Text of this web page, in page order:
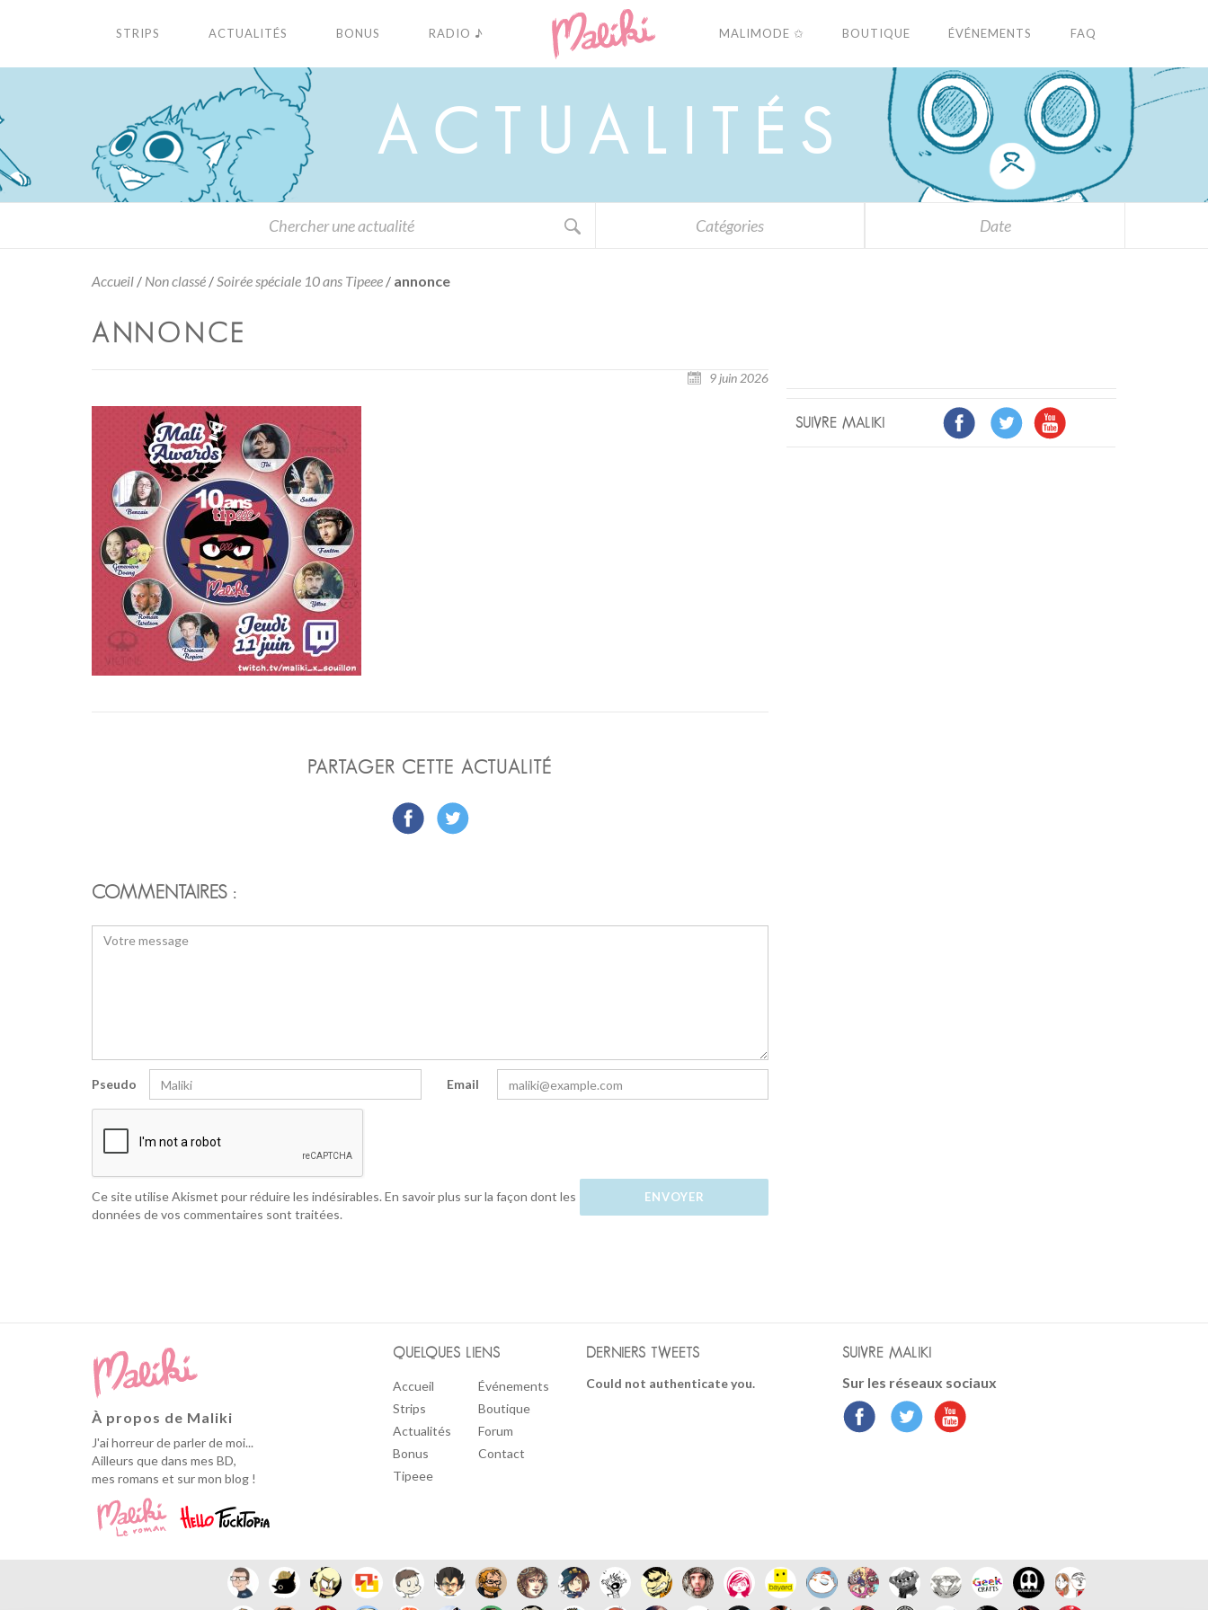
STRIPS ACTUALITÉS BONUS RADIO ♪ MALIMODE ✩ BOUTIQUE ÉVÉNEMENTS FAQ
A C U A L É S
Catégories Date
Accueil / Non classé /Soirée spéciale 10 ans Tipeee / annonce
ANNONCE
9 juin 2026
PARTAGER CETTE ACTUALITÉ
COMMENTAIRES :
Pseudo Email
Ce site utilise Akismet pour réduire les indésirables.En savoir plus sur la façon dont les
données de vos commentaires sont traitées.
SUIVRE MALIKI
À propos de Maliki
J'ai horreur de parler de moi...
Ailleurs que dans mes BD,
mes romans et sur mon blog !
QUELQUES LIENS
Accueil
Strips
Actualités
Bonus
Tipeee
Événements
Boutique
Forum
Contact
DERNIERS TWEETS
Could not authenticate you.
SUIVRE MALIKI
Sur les réseaux sociaux